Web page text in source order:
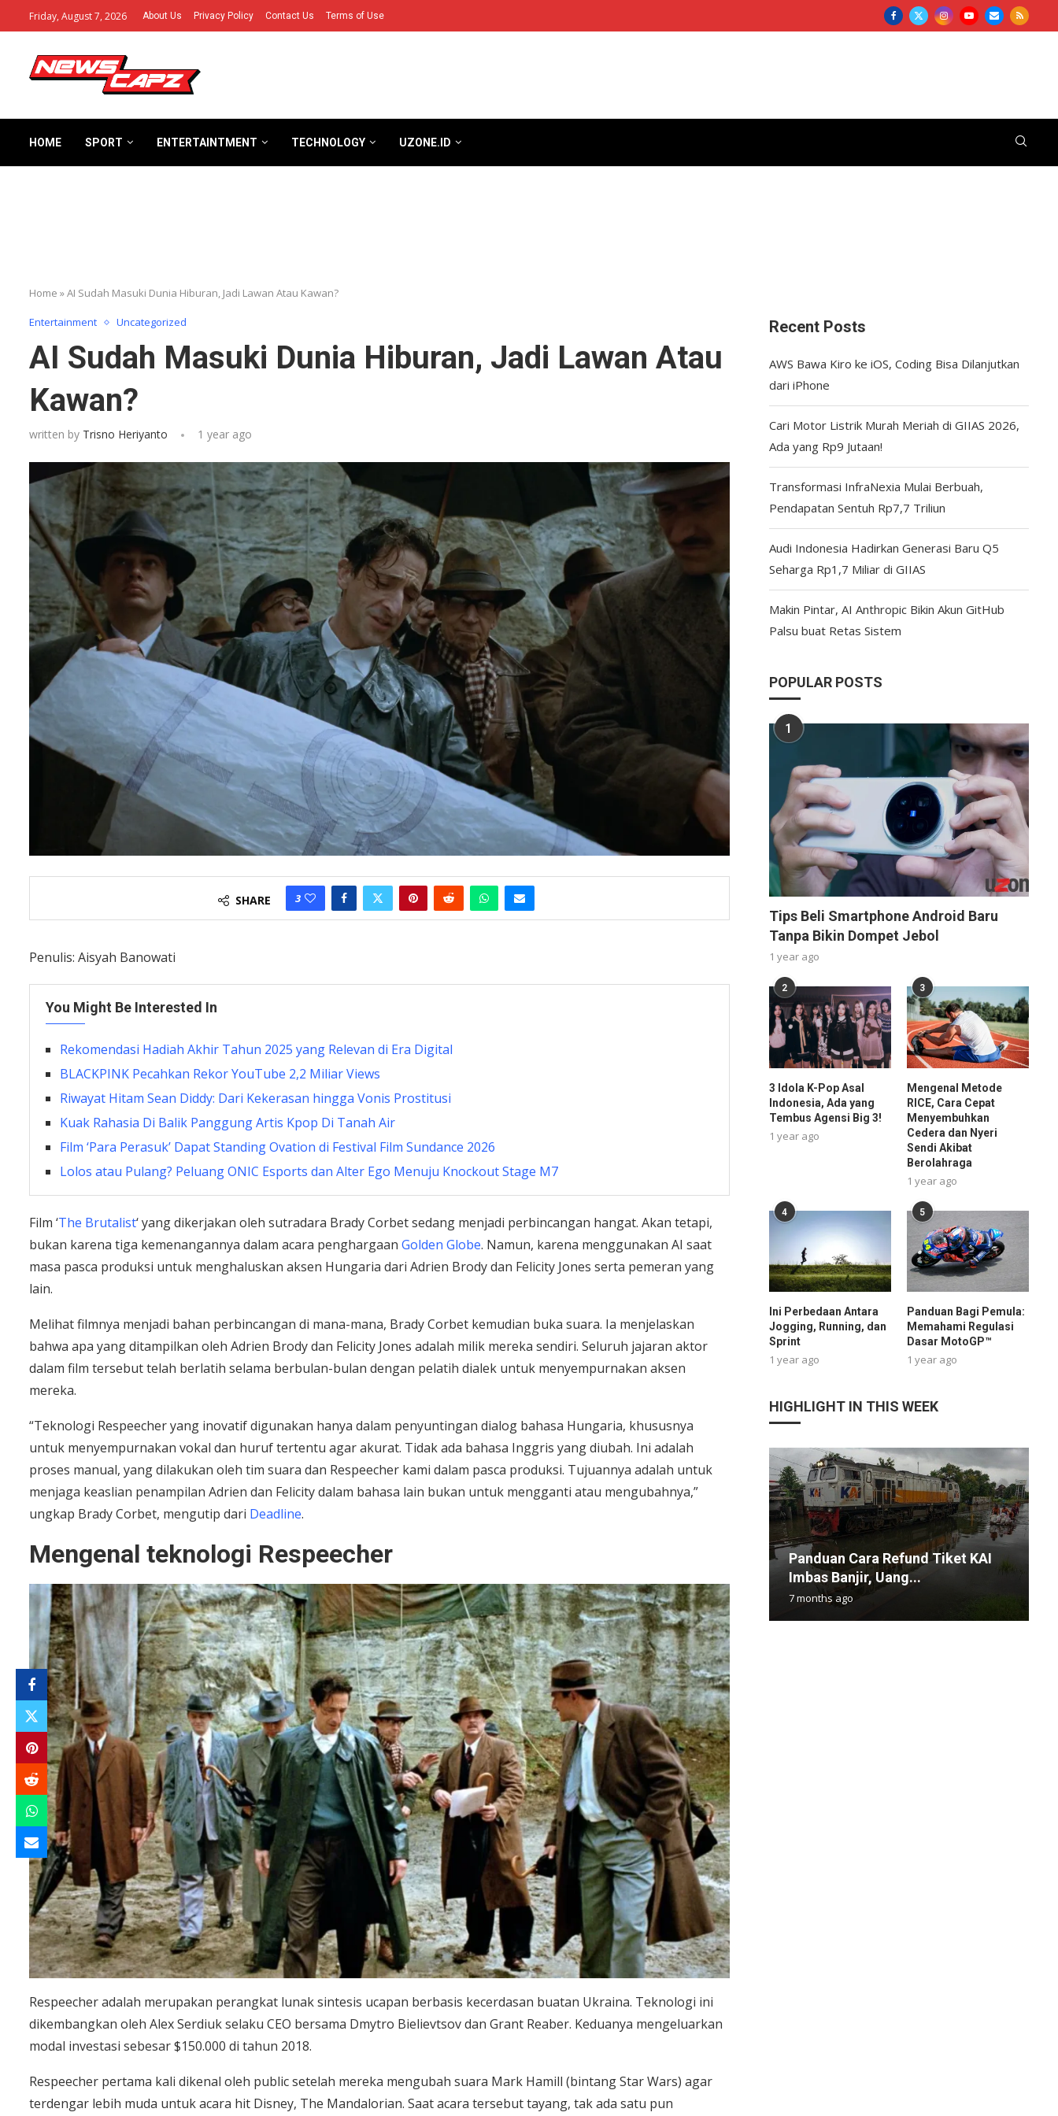
Friday, August 7, 2026 About Us Privacy Policy Contact Us Terms of Use
HOME SPORT ENTERTAINTMENT TECHNOLOGY UZONE.ID
Home »AI Sudah Masuki Dunia Hiburan, Jadi Lawan Atau Kawan?
Entertainment Uncategorized
AI Sudah Masuki Dunia Hiburan, Jadi Lawan Atau
Kawan?
written by Trisno Heriyanto 1 year ago
SHARE 3
Penulis: Aisyah Banowati
You Might Be Interested In
Rekomendasi Hadiah Akhir Tahun 2025 yang Relevan di Era Digital
BLACKPINK Pecahkan Rekor YouTube 2,2 Miliar Views
Riwayat Hitam Sean Diddy: Dari Kekerasan hingga Vonis Prostitusi
Kuak Rahasia Di Balik Panggung Artis Kpop Di Tanah Air
Film ‘Para Perasuk’ Dapat Standing Ovation di Festival Film Sundance 2026
Lolos atau Pulang? Peluang ONIC Esports dan Alter Ego Menuju Knockout Stage M7
Film ‘The Brutalist‘ yang dikerjakan oleh sutradara Brady Corbet sedang menjadi perbincangan hangat. Akan tetapi,
bukan karena tiga kemenangannya dalam acara penghargaan Golden Globe. Namun, karena menggunakan AI saat
masa pasca produksi untuk menghaluskan aksen Hungaria dari Adrien Brody dan Felicity Jones serta pemeran yang
lain.
Melihat filmnya menjadi bahan perbincangan di mana-mana, Brady Corbet kemudian buka suara. Ia menjelaskan
bahwa apa yang ditampilkan oleh Adrien Brody dan Felicity Jones adalah milik mereka sendiri. Seluruh jajaran aktor
dalam film tersebut telah berlatih selama berbulan-bulan dengan pelatih dialek untuk menyempurnakan aksen
mereka.
“Teknologi Respeecher yang inovatif digunakan hanya dalam penyuntingan dialog bahasa Hungaria, khususnya
untuk menyempurnakan vokal dan huruf tertentu agar akurat. Tidak ada bahasa Inggris yang diubah. Ini adalah
proses manual, yang dilakukan oleh tim suara dan Respeecher kami dalam pasca produksi. Tujuannya adalah untuk
menjaga keaslian penampilan Adrien dan Felicity dalam bahasa lain bukan untuk mengganti atau mengubahnya,”
ungkap Brady Corbet, mengutip dari Deadline.
Mengenal teknologi Respeecher
Respeecher adalah merupakan perangkat lunak sintesis ucapan berbasis kecerdasan buatan Ukraina. Teknologi ini
dikembangkan oleh Alex Serdiuk selaku CEO bersama Dmytro Bielievtsov dan Grant Reaber. Keduanya mengeluarkan
modal investasi sebesar $150.000 di tahun 2018.
Respeecher pertama kali dikenal oleh public setelah mereka mengubah suara Mark Hamill (bintang Star Wars) agar
terdengar lebih muda untuk acara hit Disney, The Mandalorian. Saat acara tersebut tayang, tak ada satu pun
Recent Posts
AWS Bawa Kiro ke iOS, Coding Bisa Dilanjutkan
dari iPhone
Cari Motor Listrik Murah Meriah di GIIAS 2026,
Ada yang Rp9 Jutaan!
Transformasi InfraNexia Mulai Berbuah,
Pendapatan Sentuh Rp7,7 Triliun
Audi Indonesia Hadirkan Generasi Baru Q5
Seharga Rp1,7 Miliar di GIIAS
Makin Pintar, AI Anthropic Bikin Akun GitHub
Palsu buat Retas Sistem
POPULAR POSTS
1
Tips Beli Smartphone Android Baru
Tanpa Bikin Dompet Jebol
1 year ago
2
3 Idola K-Pop Asal
Indonesia, Ada yang
Tembus Agensi Big 3!
1 year ago
3
Mengenal Metode
RICE, Cara Cepat
Menyembuhkan
Cedera dan Nyeri
Sendi Akibat
Berolahraga
1 year ago
4
Ini Perbedaan Antara
Jogging, Running, dan
Sprint
1 year ago
5
Panduan Bagi Pemula:
Memahami Regulasi
Dasar MotoGP™
1 year ago
HIGHLIGHT IN THIS WEEK
Panduan Cara Refund Tiket KAI
Imbas Banjir, Uang...
7 months ago